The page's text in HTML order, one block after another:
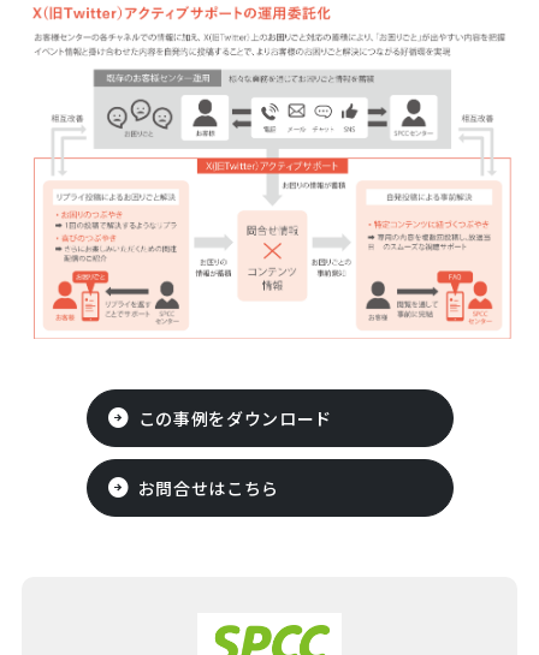
この事例をダウンロード
お問合せはこちら